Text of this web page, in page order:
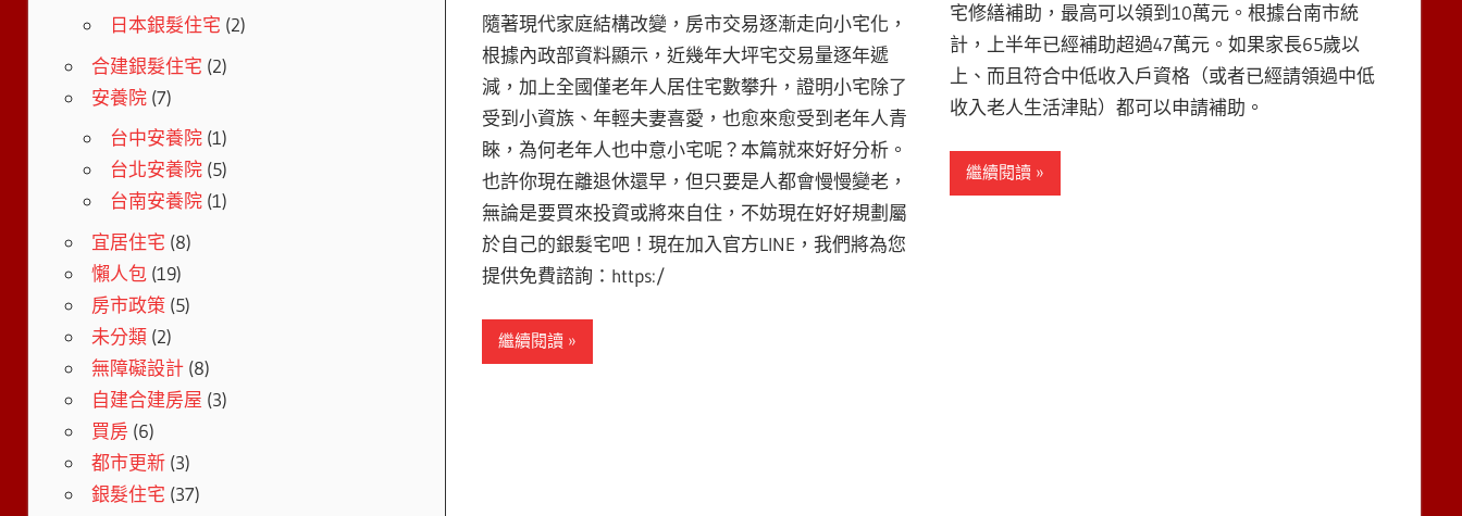
隨著現代家庭結構改變，房市交易逐漸走向小宅化，
根據內政部資料顯示，近幾年大坪宅交易量逐年遞
減，加上全國僅老年人居住宅數攀升，證明小宅除了
受到小資族、年輕夫妻喜愛，也愈來愈受到老年人青
睞，為何老年人也中意小宅呢？本篇就來好好分析。
也許你現在離退休還早，但只要是人都會慢慢變老，
無論是要買來投資或將來自住，不妨現在好好規劃屬
於自己的銀髮宅吧！現在加入官方LINE，我們將為您
提供免費諮詢：https:/
繼續閱讀
宅修繕補助，最高可以領到10萬元。根據台南市統
計，上半年已經補助超過47萬元。如果家長65歲以
上、而且符合中低收入戶資格（或者已經請領過中低
收入老人生活津貼）都可以申請補助。
繼續閱讀
日本銀髮住宅 (2)
合建銀髮住宅 (2)
安養院(7)
台中安養院(1)
台北安養院(5)
台南安養院(1)
宜居住宅 (8)
懶人包(19)
房市政策(5)
未分類(2)
無障礙設計(8)
自建合建房屋 (3)
買房(6)
都市更新(3)
銀髮住宅 (37)